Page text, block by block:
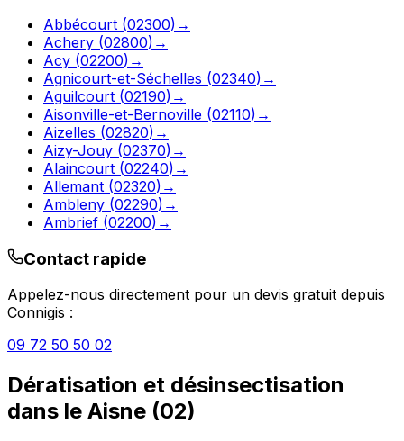
Abbécourt (02300) →
Achery (02800) →
Acy (02200) →
Agnicourt-et-Séchelles (02340) →
Aguilcourt (02190) →
Aisonville-et-Bernoville (02110) →
Aizelles (02820) →
Aizy-Jouy (02370) →
Alaincourt (02240) →
Allemant (02320) →
Ambleny (02290) →
Ambrief (02200) →
Contact rapide
Appelez-nous directement pour un devis gratuit depuis
Connigis :
09 72 50 50 02
Dératisation et désinsectisation
dans le Aisne (02)